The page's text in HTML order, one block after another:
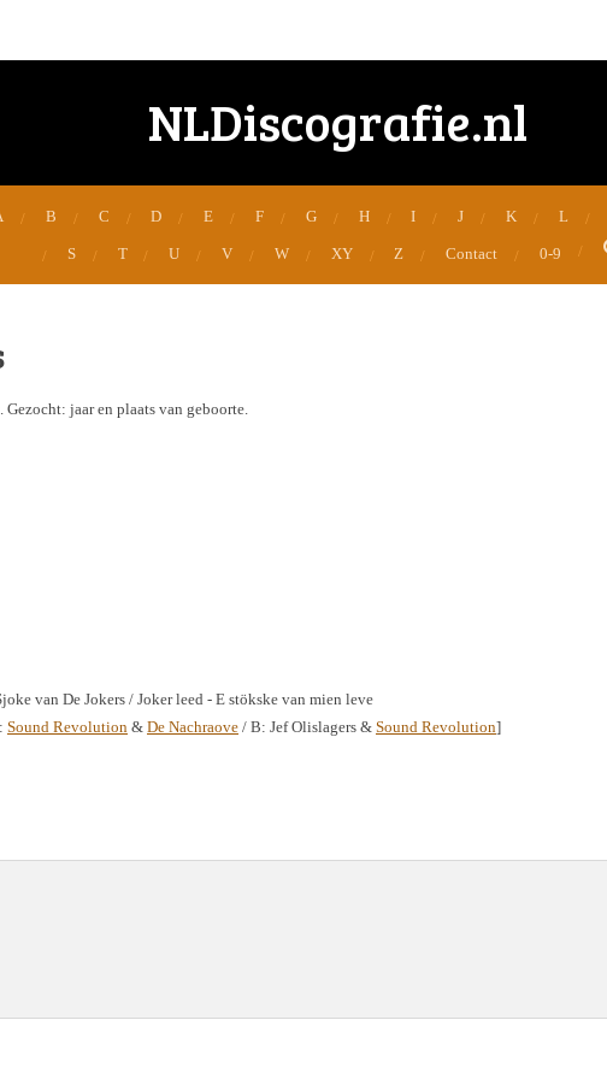
NLDiscografie.nl
B C D E F G H I J K L
S T U V W XY Z Contact 0-9
jaar en plaats van geboorte.
van De Jokers / Joker leed - E stökske van mien leve
Sound Revolution & De Nachraove / B: Jef Olislagers & Sound Revolution]